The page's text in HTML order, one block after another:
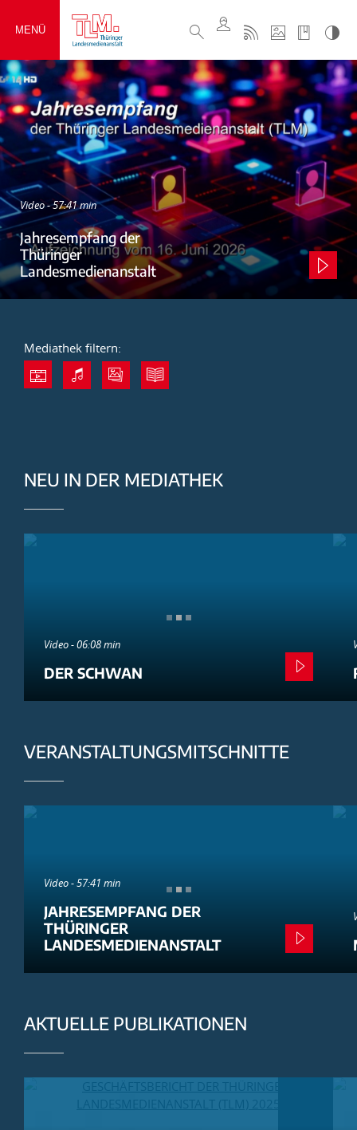
MENÜ
Video - 57:41 min
Jahresempfang der
Thüringer
Landesmedienanstalt
Mediathek filtern:
NEU IN DER MEDIATHEK
Video - 06:08 min
DER SCHWAN
VERANSTALTUNGSMITSCHNITTE
Video - 57:41 min
JAHRESEMPFANG DER
THÜRINGER
LANDESMEDIENANSTALT
AKTUELLE PUBLIKATIONEN